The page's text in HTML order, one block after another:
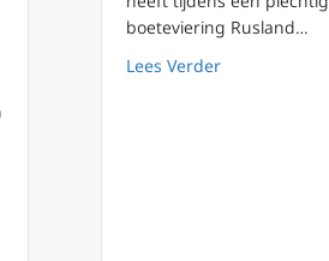
van paus Franciscus op
boeteviering Rusland…
Lees Verderabout Paus